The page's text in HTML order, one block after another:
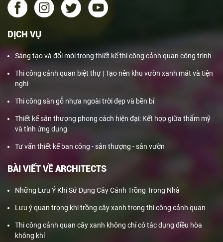
DỊCH VỤ
Sáng tạo và đổi mới trong thiết kế thi công cảnh quan công trình
Thi công cảnh quan biệt thự | Tạo nên khu vườn xanh mát và tiện
nghi
Thi công sàn gỗ nhựa ngoài trời đẹp và bền bỉ
Thiết kế sân thượng phong cách hiện đại: Kết hợp giữa thẩm mỹ
và tính ứng dụng
Tư vấn thiết kế ban công - sân thượng - sân vườn
BÀI VIẾT VỀ ARCHITECTS
Những Lưu Ý Khi Sử Dụng Cây Cảnh Trồng Trong Nhà
Lưu ý quan trọng khi trồng cây xanh trong thi công cảnh quan
Thi công cảnh quan cây xanh không chỉ có tác dụng điều hòa
không khí